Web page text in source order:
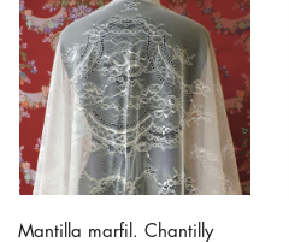
Mantilla marfil. Chantilly